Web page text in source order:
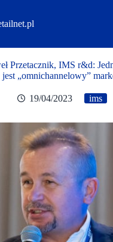
Przetacznik, IMS r&d:
„omnichannelowy”
19/04/2023 ims